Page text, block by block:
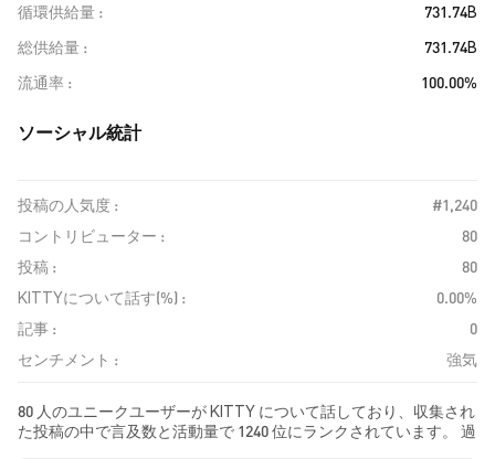
循環供給量
731.74B
総供給量
731.74B
流通率
100.00%
ソーシャル統計
投稿の人気度 :
#1,240
コントリビューター :
80
投稿 :
80
KITTYについて話す(%) :
0.00%
記事 :
0
センチメント :
強気
80 人のユニークユーザーが KITTY について話しており、収集され
た投稿の中で言及数と活動量で 1240 位にランクされています。 過